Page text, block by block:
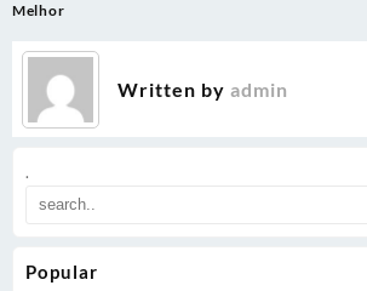
.
Popular
Melhor
Written by admin